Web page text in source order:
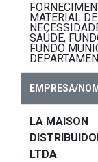
MATERIAL
SAÚDE,
FUNDO
EMPRESA/
LA MAISON
LTDA